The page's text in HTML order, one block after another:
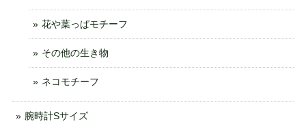
花や葉っぱモチーフ
その他の生き物
ネコモチーフ
腕時計Sサイズ